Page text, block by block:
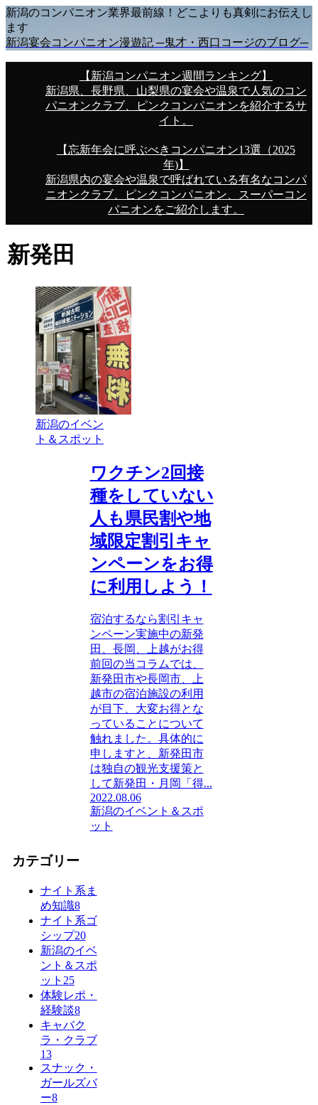
新潟のコンパニオン業界最前線！どこよりも真剣にお伝えし
ます
新潟宴会コンパニオン漫遊記 ─鬼才・西口コージのブログ─
【新潟コンパニオン週間ランキング】
新潟県、長野県、山梨県の宴会や温泉で人気のコン
パニオンクラブ、ピンクコンパニオンを紹介するサ
イト。
【忘新年会に呼ぶべきコンパニオン13選（2025
年)】
新潟県内の宴会や温泉で呼ばれている有名なコンパ
ニオンクラブ、ピンクコンパニオン、スーパーコン
パニオンをご紹介します。
新発田
新潟のイベン
ト＆スポット
ワクチン2回接
種をしていない
人も県民割や地
域限定割引キャ
ンペーンをお得
に利用しよう！
宿泊するなら割引キャ
ンペーン実施中の新発
田、長岡、上越がお得
前回の当コラムでは、
新発田市や長岡市、上
越市の宿泊施設の利用
が目下、大変お得とな
っていることについて
触れました。具体的に
申しますと、新発田市
は独自の観光支援策と
して新発田・月岡「得...
2022.08.06
新潟のイベント＆スポ
ット
カテゴリー
ナイト系ま
め知識8
ナイト系ゴ
シップ20
新潟のイベ
ント＆スポ
ット 25
体験レポ・
経験談8
キャバク
ラ・クラブ
13
スナック・
ガールズバ
ー8